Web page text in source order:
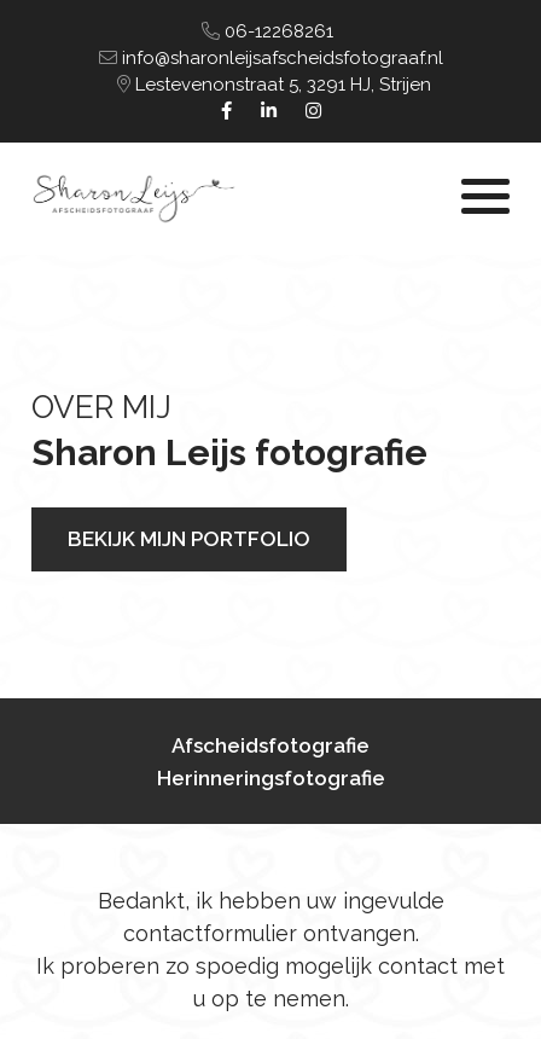
06-12268261
info@sharonleijsafscheidsfotograaf.nl
Lestevenonstraat 5, 3291 HJ, Strijen
OVER MIJ
Sharon Leijs fotografie
BEKIJK MIJN PORTFOLIO
Afscheidsfotografie
Herinneringsfotografie
Bedankt, ik hebben uw ingevulde
contactformulier ontvangen.
Ik proberen zo spoedig mogelijk contact met
u op te nemen.